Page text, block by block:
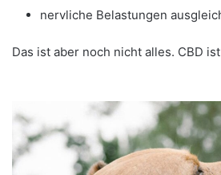
nervliche Belastungen
Das ist aber noch nicht alles. CBD